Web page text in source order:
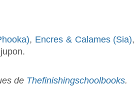
, Encres & Calames (Sia)
de Thefinishingschoolbooks.